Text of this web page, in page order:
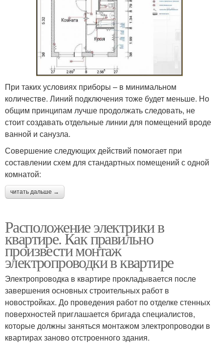
При таких условиях приборы – в минимальном
количестве. Линий подключения тоже будет меньше. Но
общим принципам лучше продолжать следовать, не
стоит создавать отдельные линии для помещений вроде
ванной и санузла.
Совершение следующих действий помогает при
составлении схем для стандартных помещений с одной
комнатой:
читать дальше →
Расположение электрики в
квартире. Как правильно
произвести монтаж
электропроводки в квартире
Электропроводка в квартире прокладывается после
завершения основных строительных работ в
новостройках. До проведения работ по отделке стенных
поверхностей приглашается бригада специалистов,
которые должны заняться монтажом электропроводки в
квартирах заново отстроенного здания.